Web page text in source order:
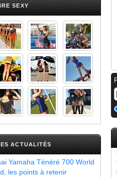
SEXY
ACTUALITÉS
Yamaha Ténéré 700 World
les points à retenir